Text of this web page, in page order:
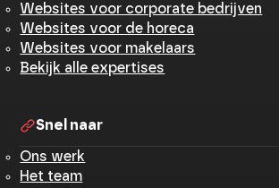
Websites voor corporate bedrijven
Websites voor de horeca
Websites voor makelaars
Bekijk alle expertises
Snel naar
Ons werk
Het team